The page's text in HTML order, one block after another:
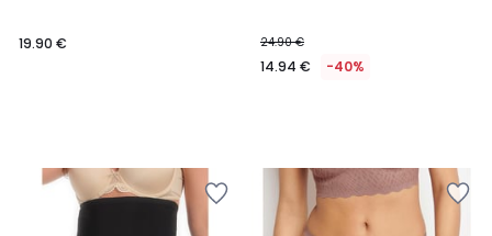
19.90 € 24.90 €
14.94 € -40%